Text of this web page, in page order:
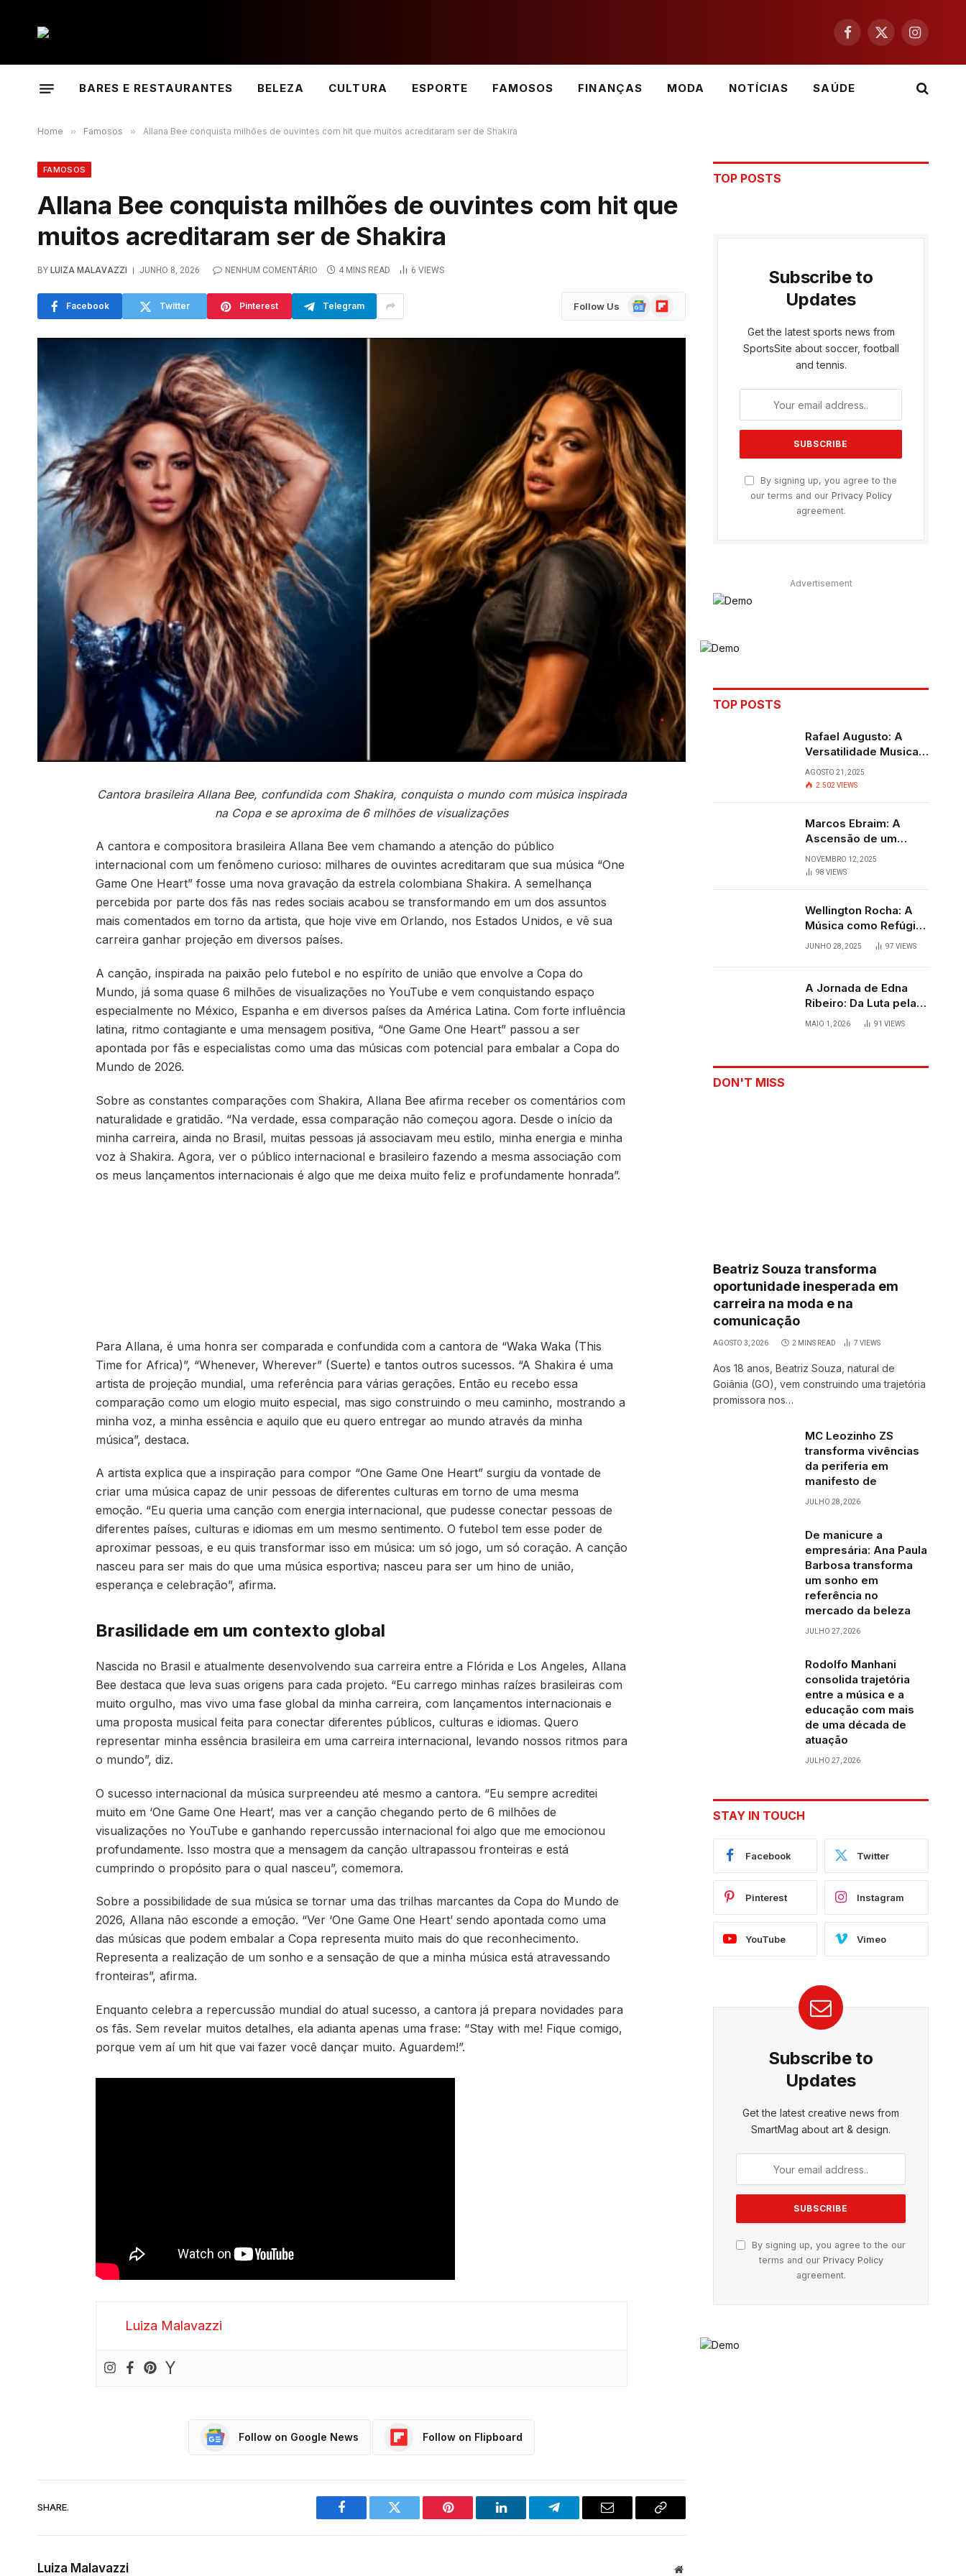
Facebook
X
Instagram
BARES E RESTAURANTES BELEZA CULTURA ESPORTE FAMOSOS FINANÇAS MODA NOTÍCIAS SAÚDE
Home » Famosos » Allana Bee conquista milhões de ouvintes com hit que muitos acreditaram ser de Shakira
FAMOSOS
Allana Bee conquista milhões de ouvintes com hit que
muitos acreditaram ser de Shakira
BY LUIZA MALAVAZZI JUNHO 8, 2026 NENHUM COMENTÁRIO 4 MINS READ 6 VIEWS
Facebook Twitter Pinterest Telegram Follow Us
GoogleFlipboard
Cantora brasileira Allana Bee, confundida com Shakira, conquista o mundo com música inspirada
na Copa e se aproxima de 6 milhões de visualizações
A cantora e compositora brasileira Allana Bee vem chamando a atenção do público
internacional com um fenômeno curioso: milhares de ouvintes acreditaram que sua música “One
Game One Heart” fosse uma nova gravação da estrela colombiana Shakira. A semelhança
percebida por parte dos fãs nas redes sociais acabou se transformando em um dos assuntos
mais comentados em torno da artista, que hoje vive em Orlando, nos Estados Unidos, e vê sua
carreira ganhar projeção em diversos países.
A canção, inspirada na paixão pelo futebol e no espírito de união que envolve a Copa do
Mundo, já soma quase 6 milhões de visualizações no YouTube e vem conquistando espaço
especialmente no México, Espanha e em diversos países da América Latina. Com forte influência
latina, ritmo contagiante e uma mensagem positiva, “One Game One Heart” passou a ser
apontada por fãs e especialistas como uma das músicas com potencial para embalar a Copa do
Mundo de 2026.
Sobre as constantes comparações com Shakira, Allana Bee afirma receber os comentários com
naturalidade e gratidão. “Na verdade, essa comparação não começou agora. Desde o início da
minha carreira, ainda no Brasil, muitas pessoas já associavam meu estilo, minha energia e minha
voz à Shakira. Agora, ver o público internacional e brasileiro fazendo a mesma associação com
os meus lançamentos internacionais é algo que me deixa muito feliz e profundamente honrada”.
Para Allana, é uma honra ser comparada e confundida com a cantora de “Waka Waka (This
Time for Africa)”, “Whenever, Wherever” (Suerte) e tantos outros sucessos. “A Shakira é uma
artista de projeção mundial, uma referência para várias gerações. Então eu recebo essa
comparação como um elogio muito especial, mas sigo construindo o meu caminho, mostrando a
minha voz, a minha essência e aquilo que eu quero entregar ao mundo através da minha
música”, destaca.
A artista explica que a inspiração para compor “One Game One Heart” surgiu da vontade de
criar uma música capaz de unir pessoas de diferentes culturas em torno de uma mesma
emoção. “Eu queria uma canção com energia internacional, que pudesse conectar pessoas de
diferentes países, culturas e idiomas em um mesmo sentimento. O futebol tem esse poder de
aproximar pessoas, e eu quis transformar isso em música: um só jogo, um só coração. A canção
nasceu para ser mais do que uma música esportiva; nasceu para ser um hino de união,
esperança e celebração”, afirma.
Brasilidade em um contexto global
Nascida no Brasil e atualmente desenvolvendo sua carreira entre a Flórida e Los Angeles, Allana
Bee destaca que leva suas origens para cada projeto. “Eu carrego minhas raízes brasileiras com
muito orgulho, mas vivo uma fase global da minha carreira, com lançamentos internacionais e
uma proposta musical feita para conectar diferentes públicos, culturas e idiomas. Quero
representar minha essência brasileira em uma carreira internacional, levando nossos ritmos para
o mundo”, diz.
O sucesso internacional da música surpreendeu até mesmo a cantora. “Eu sempre acreditei
muito em ‘One Game One Heart’, mas ver a canção chegando perto de 6 milhões de
visualizações no YouTube e ganhando repercussão internacional foi algo que me emocionou
profundamente. Isso mostra que a mensagem da canção ultrapassou fronteiras e está
cumprindo o propósito para o qual nasceu”, comemora.
Sobre a possibilidade de sua música se tornar uma das trilhas marcantes da Copa do Mundo de
2026, Allana não esconde a emoção. “Ver ‘One Game One Heart’ sendo apontada como uma
das músicas que podem embalar a Copa representa muito mais do que reconhecimento.
Representa a realização de um sonho e a sensação de que a minha música está atravessando
fronteiras”, afirma.
Enquanto celebra a repercussão mundial do atual sucesso, a cantora já prepara novidades para
os fãs. Sem revelar muitos detalhes, ela adianta apenas uma frase: “Stay with me! Fique comigo,
porque vem aí um hit que vai fazer você dançar muito. Aguardem!”.
Luiza Malavazzi
Follow on Google News Follow on Flipboard
SHARE.
Facebook Twitter Pinterest LinkedIn Telegram Email
Copy
Luiza Malavazzi Website
TOP POSTS
Subscribe to
Updates
Get the latest sports news from
SportsSite about soccer, football
and tennis.
By signing up, you agree to the
our terms and our Privacy Policy
agreement.
Advertisement
TOP POSTS
Rafael Augusto: A
Versatilidade Musical
que Transcende
Fronteiras
AGOSTO 21, 2025
2.502 VIEWS
Marcos Ebraim: A
Ascensão de um
Jovem Talento do
Sertanejo
NOVEMBRO 12, 2025
98 VIEWS
Wellington Rocha: A
Música como Refúgio
e Alegria em
JUNHO 28, 2025 97 VIEWS
A Jornada de Edna
Ribeiro: Da Luta pela
Sobrevivência ao
MAIO 1, 2026 91 VIEWS
DON'T MISS
Beatriz Souza transforma
oportunidade inesperada em
carreira na moda e na
comunicação
AGOSTO 3, 2026 2 MINS READ 7 VIEWS
Aos 18 anos, Beatriz Souza, natural de
Goiânia (GO), vem construindo uma trajetória
promissora nos…
MC Leozinho ZS
transforma vivências
da periferia em
manifesto de
JULHO 28, 2026
De manicure a
empresária: Ana Paula
Barbosa transforma
um sonho em
referência no
mercado da beleza
JULHO 27, 2026
Rodolfo Manhani
consolida trajetória
entre a música e a
educação com mais
de uma década de
atuação
JULHO 27, 2026
STAY IN TOUCH
Facebook Twitter
Pinterest Instagram
YouTube Vimeo
Subscribe to
Updates
Get the latest creative news from
SmartMag about art & design.
By signing up, you agree to the our
terms and our Privacy Policy
agreement.